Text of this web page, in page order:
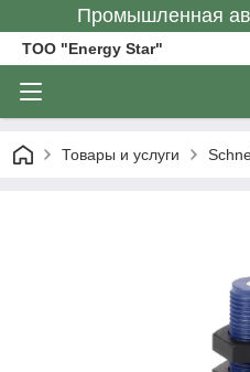
Промышленная
ТОО "Energy Star"
Товары и услуги